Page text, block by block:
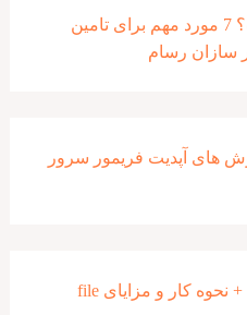
امنیت سرور چیست؟ 7 مورد مهم برای تامین
سازان رسام
های آپدیت فریمور سرور
فایل سرور چیست؟ + نحوه کار و مزایای file